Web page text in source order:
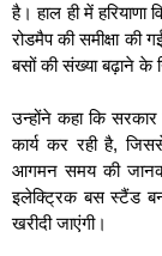
है। हाल ही में
रोडमैप की समीक्षा
बसों की संख्या बढ़ाने के
उन्होंने कहा कि
कार्य कर रही है,
आगमन समय की
इलेक्ट्रिक बस स्टैंड
खरीदी जाएंगी।